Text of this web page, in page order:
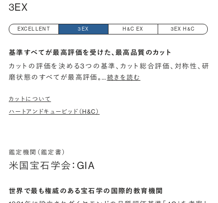
3EX
EXCELLENT 3EX H&C EX 3EX H&C
基準すべてが最高評価を受けた、最高品質のカット
カットの評価を決める3つの基準、カット総合評価、対称性、研
磨状態のすべてが最高評価。…続きを読む
カットについて
ハートアンドキューピッド（H&C）
鑑定機関（鑑定書）
米国宝石学会：GIA
世界で最も権威のある宝石学の国際的教育機関